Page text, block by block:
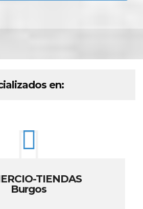
en:
TIENDAS
Burgos